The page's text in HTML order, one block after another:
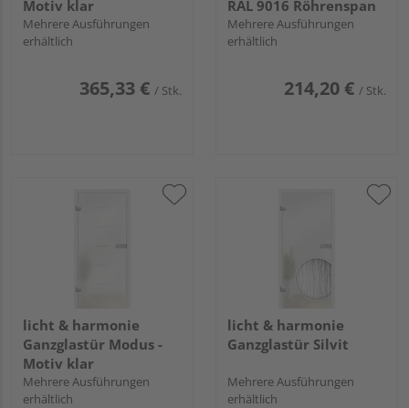
Motiv klar
Mehrere Ausführungen
erhältlich
365,33 € / Stk.
RAL 9016 Röhrenspan
Mehrere Ausführungen
erhältlich
214,20 € / Stk.
licht & harmonie
Ganzglastür Modus -
Motiv klar
Mehrere Ausführungen
erhältlich
licht & harmonie
Ganzglastür Silvit
Mehrere Ausführungen
erhältlich